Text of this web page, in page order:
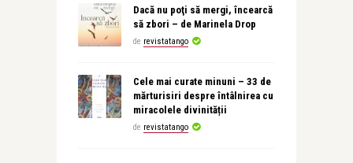
Dacă nu poţi să mergi, încearcă
să zbori – de Marinela Drop
de revistatango
Cele mai curate minuni – 33 de
mărturisiri despre întâlnirea cu
miracolele divinității
de revistatango